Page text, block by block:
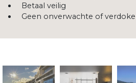
Betaal veilig
Geen onverwachte of